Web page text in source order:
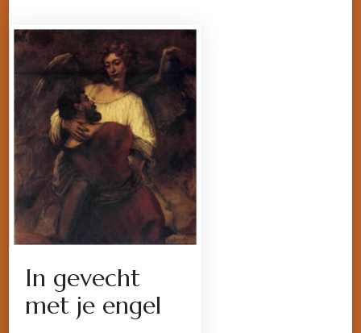
In gevecht
met je engel